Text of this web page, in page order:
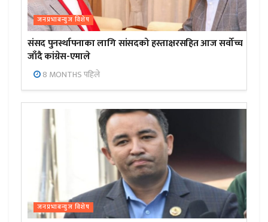
जनप्रभाबन्युज विशेष
संसद पुनर्स्थापनाका लागि सांसदको हस्ताक्षरसहित आज सर्वोच्च
जाँदै कांग्रेस-एमाले
8 MONTHS पहिले
जनप्रभाबन्युज विशेष